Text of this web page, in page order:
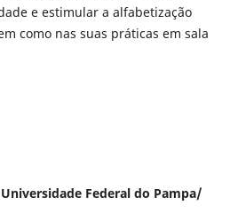
e estimular a alfabetização
como nas suas práticas em sala
Universidade Federal do Pampa/